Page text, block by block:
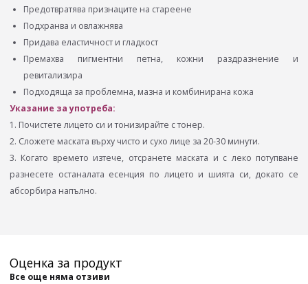
Предотвратява признаците на стареене
Подхранва и овлажнява
Придава еластичност и гладкост
Премахва пигментни петна, кожни раздразнение и
ревитализира
Подходяща за проблемна, мазна и комбинирана кожа
Указание за употреба:
1. Почистете лицето си и тонизирайте с тонер.
2. Сложете маската върху чисто и сухо лице за 20-30 минути.
3. Когато времето изтече, отсранете маската и с леко потупване
разнесете останалата есенция по лицето и шията си, докато се
абсорбира напълно.
Оценка за продукт
Все още няма отзиви